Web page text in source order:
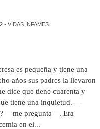
- VIDAS INFAMES
es pequeña y tiene una
años sus padres la llevaron
dice que tiene cuarenta y
tiene una inquietud. —
—me pregunta—. Era
en el...